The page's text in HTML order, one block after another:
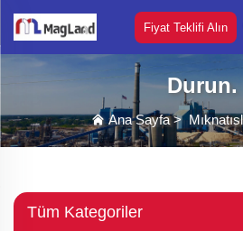
Fiyat Teklifi Alın
Durun.
Ana Sayfa>
Tüm Kategoriler